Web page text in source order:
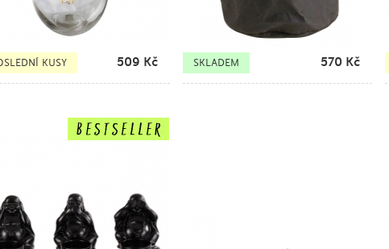
KUSY 509 Kč SKLADEM 570 Kč